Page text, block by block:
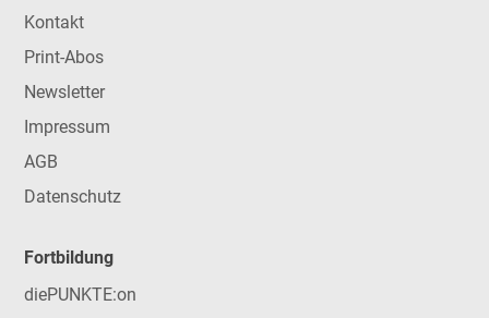
Kontakt
Print-Abos
Newsletter
Impressum
AGB
Datenschutz
Fortbildung
diePUNKTE:on